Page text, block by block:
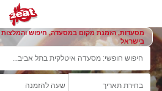
מסעדות, הזמנת מקום במסעדה, חיפוש
בישראל